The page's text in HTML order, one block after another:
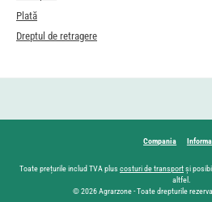
Plată
Dreptul de retragere
Compania
Toate prețurile includ TVA plus costuri de transportși
altfel.
© 2026 Agrarzone - Toate drepturile